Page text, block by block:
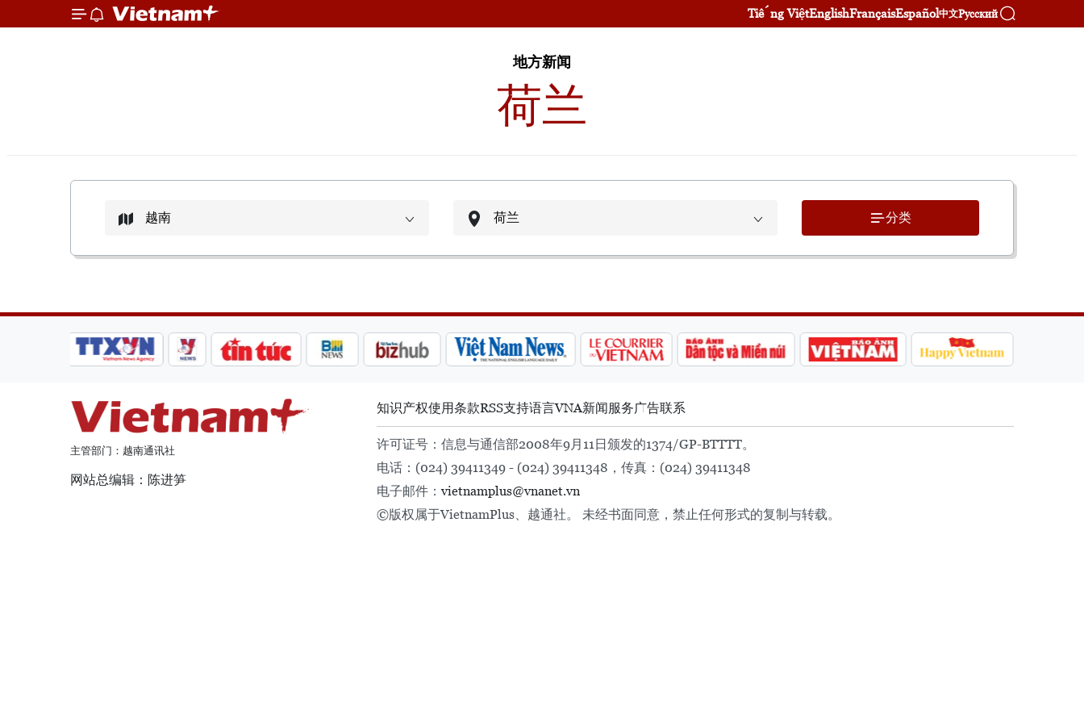
Tiếng ViệtEnglishFrançaisEspañol中文Русский
地方新闻
荷兰
分类
主管部门：越南通讯社
网站总编辑：陈进笋
知识产权使用条款RSS支持语言VNA新闻服务广告联系
许可证号：信息与通信部2008年9月11日颁发的1374/GP-BTTTT。
电话：(024) 39411349 - (024) 39411348，传真：(024) 39411348
电子邮件：vietnamplus@vnanet.vn
©版权属于VietnamPlus、越通社。 未经书面同意，禁止任何形式的复制与转载。